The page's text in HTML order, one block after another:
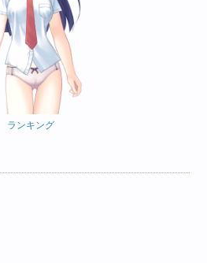
ランキング